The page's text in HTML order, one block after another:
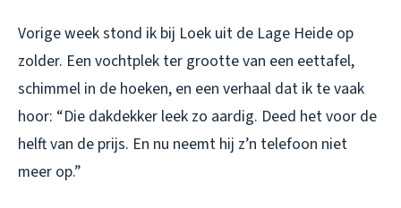
Vorige week stond ik bij Loek uit de Lage Heide op
zolder. Een vochtplek ter grootte van een eettafel,
schimmel in de hoeken, en een verhaal dat ik te vaak
hoor: “Die dakdekker leek zo aardig. Deed het voor de
helft van de prijs. En nu neemt hij z’n telefoon niet
meer op.”